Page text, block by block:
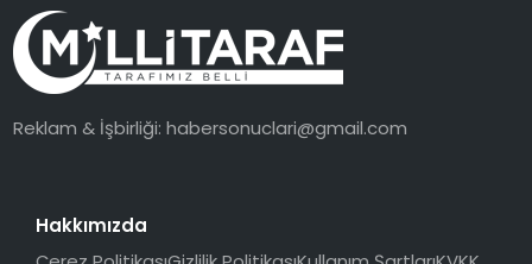
Reklam & İşbirliği:habersonuclari@gmail.com
Hakkımızda